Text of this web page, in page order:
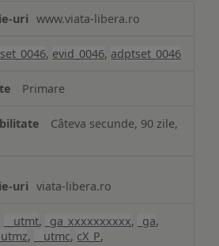
www.viata-libera.ro
, evid_0046, adptset_0046
Primare
Câteva secunde, 90 zile,
viata-libera.ro
__utmt, _ga_xxxxxxxxxx, _ga,
, __utmc, cX_P,